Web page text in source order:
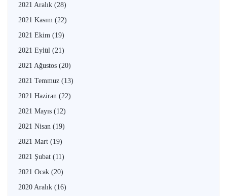
2021 Aralık (28)
2021 Kasım (22)
2021 Ekim (19)
2021 Eylül (21)
2021 Ağustos (20)
2021 Temmuz (13)
2021 Haziran (22)
2021 Mayıs (12)
2021 Nisan (19)
2021 Mart (19)
2021 Şubat (11)
2021 Ocak (20)
2020 Aralık (16)